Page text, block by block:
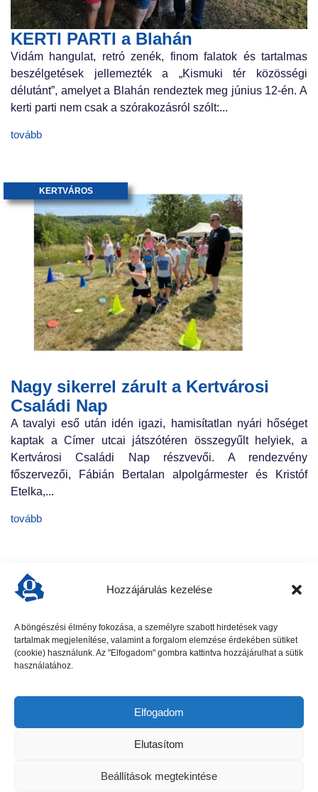
Hozzájárulás kezelése
A böngészési élmény fokozása, a személyre szabott hirdetések vagy
tartalmak megjelenítése, valamint a forgalom elemzése érdekében sütiket
(cookie) használunk. Az "Elfogadom" gombra kattintva hozzájárulhat a sütik
használatához.
Elfogadom
Elutasítom
Beállítások megtekintése
KERTI PARTI a Blahán
Vidám hangulat, retró zenék, finom falatok és tartalmas
beszélgetések jellemezték a „Kismuki tér közösségi
délutánt”, amelyet a Blahán rendeztek meg június 12-én. A
kerti parti nem csak a szórakozásról szólt:...
tovább
Nagy sikerrel zárult a Kertvárosi
Családi Nap
KERTVÁROS
A tavalyi eső után idén igazi, hamisítatlan nyári hőséget
kaptak a Címer utcai játszótéren összegyűlt helyiek, a
Kertvárosi Családi Nap részvevői. A rendezvény
főszervezői, Fábián Bertalan alpolgármester és Kristóf
Etelka,...
tovább
előző cikk következő cikk
Gödöllői Szolgálat - Minden jog fenntartva